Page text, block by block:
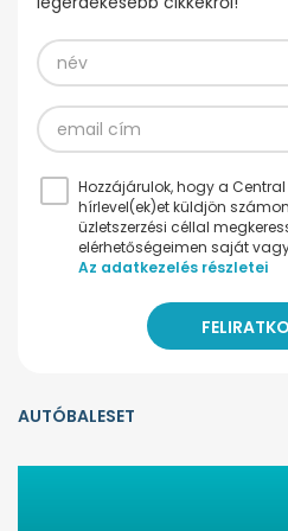
Hozzájárulok, hogy a
hírlevel(ek)et küldjön
üzletszerzési céllal
elérhetőségeimen saját
Az adatkezelés részletei
AUTÓBALESET